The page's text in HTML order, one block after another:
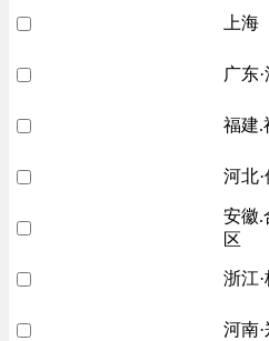
上海
广东·
福建.
河北
安徽.
区
浙江·
河南·